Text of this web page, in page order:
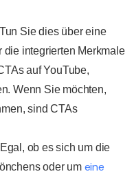
Tun Sie dies über eine
die integrierten Merkmale
auf YouTube,
Wenn Sie möchten,
sind CTAs
Egal, ob es sich um die
oder um eine